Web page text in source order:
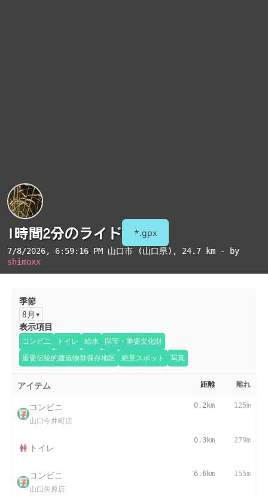
1時間2分のライド *.gpx
7/8/2026, 6:59:16 PM 山口市 (山口県) , 24.7 km - by
shimoxx
季節
8月
表示項目
コンビニ トイレ 給水
国宝・重要文化財
重要伝統的建造物群保存地区
絶景スポット 写真
アイテム 距離 離れ
コンビニ
山口今井町店
0.2km 125m
トイレ
0.3km 279m
コンビニ
山口矢原店
6.6km 155m